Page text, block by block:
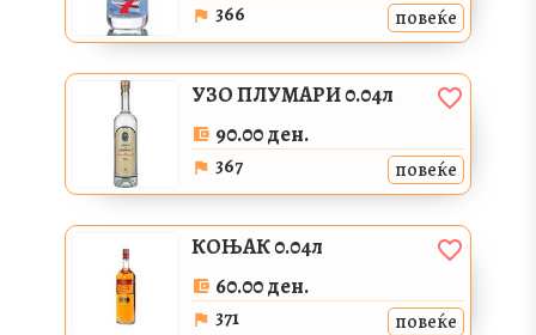
366 повеќе
УЗО ПЛУМАРИ 0.04л
90.00 ден.
367 повеќе
КОЊАК 0.04л
60.00 ден.
371 повеќе